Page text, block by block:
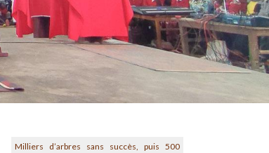
Milliers d’arbres sans succès, puis 500